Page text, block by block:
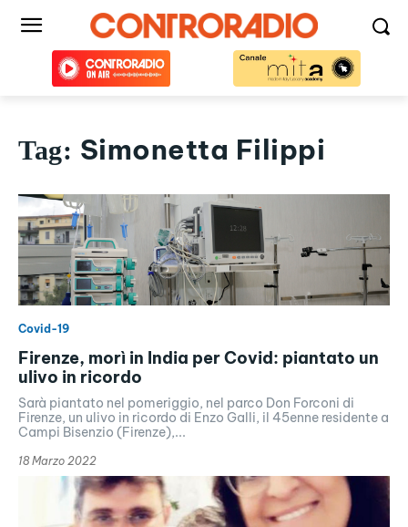
Tag: Simonetta Filippi
Covid-19
Firenze, morì in India per Covid: piantato un
ulivo in ricordo
Sarà piantato nel pomeriggio, nel parco Don Forconi di
Firenze, un ulivo in ricordo di Enzo Galli, il 45enne residente a
Campi Bisenzio (Firenze),...
18 Marzo 2022